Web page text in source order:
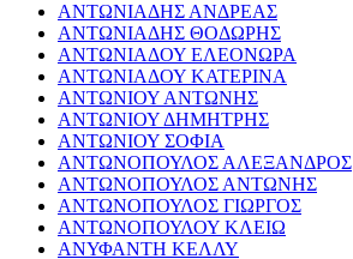
ΑΝΤΩΝΙΑΔΗΣ ΑΝΔΡΕΑΣ
ΑΝΤΩΝΙΑΔΗΣ ΘΟΔΩΡΗΣ
ΑΝΤΩΝΙΑΔΟΥ ΕΛΕΟΝΩΡΑ
ΑΝΤΩΝΙΑΔΟΥ ΚΑΤΕΡΙΝΑ
ΑΝΤΩΝΙΟΥ ΑΝΤΩΝΗΣ
ΑΝΤΩΝΙΟΥ ΔΗΜΗΤΡΗΣ
ΑΝΤΩΝΙΟΥ ΣΟΦΙΑ
ΑΝΤΩΝΟΠΟΥΛΟΣ ΑΛΕΞΑΝΔΡΟΣ
ΑΝΤΩΝΟΠΟΥΛΟΣ ΑΝΤΩΝΗΣ
ΑΝΤΩΝΟΠΟΥΛΟΣ ΓΙΩΡΓΟΣ
ΑΝΤΩΝΟΠΟΥΛΟΥ ΚΛΕΙΩ
ΑΝΥΦΑΝΤΗ ΚΕΛΛΥ